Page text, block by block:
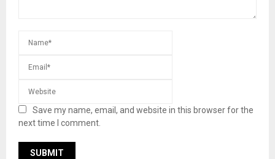
Save my name, email, and website in this browser for the
next time I comment.